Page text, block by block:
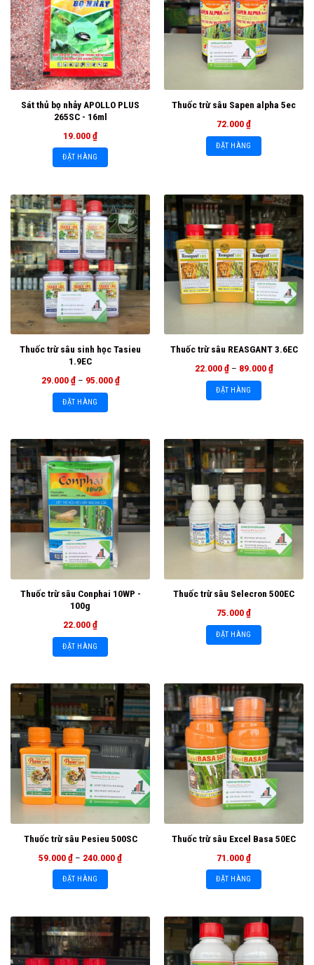
Sát thủ bọ nhảy APOLLO PLUS
265SC - 16ml
19.000₫
ĐẶT HÀNG
Thuốc trừ sâu Sapen alpha 5ec
72.000₫
ĐẶT HÀNG
Thuốc trừ sâu sinh học Tasieu
1.9EC
29.000₫ – 95.000₫
ĐẶT HÀNG
Thuốc trừ sâu REASGANT 3.6EC
22.000₫ – 89.000₫
ĐẶT HÀNG
Thuốc trừ sâu Conphai 10WP -
100g
22.000₫
ĐẶT HÀNG
Thuốc trừ sâu Selecron 500EC
75.000₫
ĐẶT HÀNG
Thuốc trừ sâu Pesieu 500SC
59.000₫ – 240.000₫
ĐẶT HÀNG
Thuốc trừ sâu Excel Basa 50EC
71.000₫
ĐẶT HÀNG